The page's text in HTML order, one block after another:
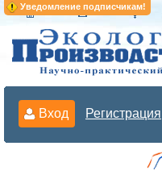
Уведомление подписчикам!
Вход Регистрация